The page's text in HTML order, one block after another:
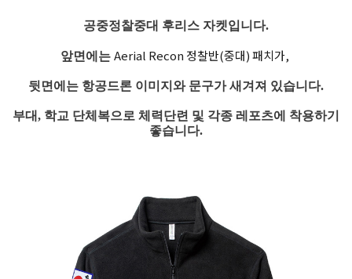
공중정찰중대 후리스 자켓입니다.
앞면에는 Aerial Recon 정찰반(중대) 패치가,
뒷면에는 항공드론 이미지와 문구가새겨져 있습니다.
부대, 학교 단체복으로 체력단련 및 각종 레포츠에 착용하기
좋습니다.